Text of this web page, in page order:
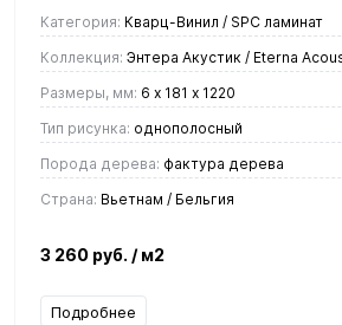
Категория: Кварц-Винил / SPC ламинат
Коллекция: Энтера Акустик / Eterna
Размеры, мм: 6 х 181 х 1220
Тип рисунка: однополосный
Порода дерева: фактура дерева
Страна: Вьетнам / Бельгия
3 260 руб. / м2
Подробнее